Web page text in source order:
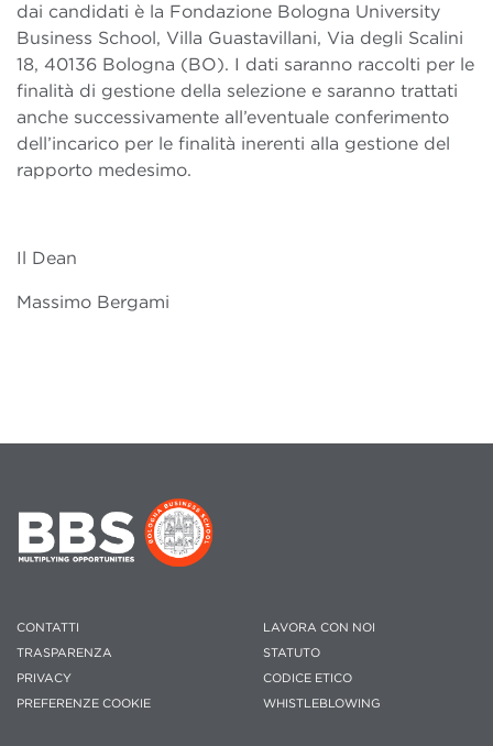
dai candidati è la Fondazione Bologna University
Business School, Villa Guastavillani, Via degli Scalini
18, 40136 Bologna (BO). I dati saranno raccolti per le
finalità di gestione della selezione e saranno trattati
anche successivamente all’eventuale conferimento
dell’incarico per le finalità inerenti alla gestione del
rapporto medesimo.
Il Dean
Massimo Bergami
CONTATTI
TRASPARENZA
PRIVACY
PREFERENZE COOKIE
LAVORA CON NOI
STATUTO
CODICE ETICO
WHISTLEBLOWING